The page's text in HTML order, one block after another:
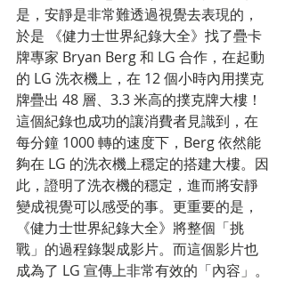
是，安靜是非常難透過視覺去表現的，
於是 《健力士世界紀錄大全》找了疊卡
牌專家 Bryan Berg 和 LG 合作，在起動
的 LG 洗衣機上，在 12 個小時內用撲克
牌疊出 48 層、3.3 米高的撲克牌大樓！
這個紀錄也成功的讓消費者見識到，在
每分鐘 1000 轉的速度下，Berg 依然能
夠在 LG 的洗衣機上穩定的搭建大樓。因
此，證明了洗衣機的穩定，進而將安靜
變成視覺可以感受的事。更重要的是，
《健力士世界紀錄大全》將整個「挑
戰」的過程錄製成影片。而這個影片也
成為了 LG 宣傳上非常有效的「內容」。